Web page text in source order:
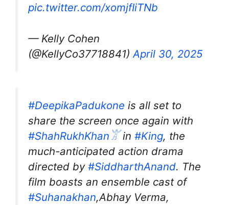
pic.twitter.com/xomjfIiTNb
— Kelly Cohen
(@KellyCo37718841)April 30, 2025
#DeepikaPadukone is all set to
share the screen once again with
#ShahRukhKhan𓀠in #King, the
much-anticipated action drama
directed by #SiddharthAnand. The
film boasts an ensemble cast of
#Suhanakhan,Abhay Verma,